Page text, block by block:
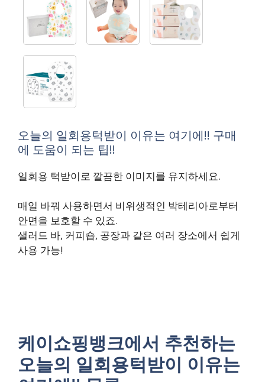
오늘의 일회용턱받이 이유는 여기에!! 구매
에 도움이 되는 팁!!
일회용 턱받이로 깔끔한 이미지를 유지하세요.
매일 바꿔 사용하면서 비위생적인 박테리아로부터
안면을 보호할 수 있죠.
샐러드 바, 커피숍, 공장과 같은 여러 장소에서 쉽게
사용 가능!
케이쇼핑뱅크에서 추천하는
오늘의 일회용턱받이 이유는